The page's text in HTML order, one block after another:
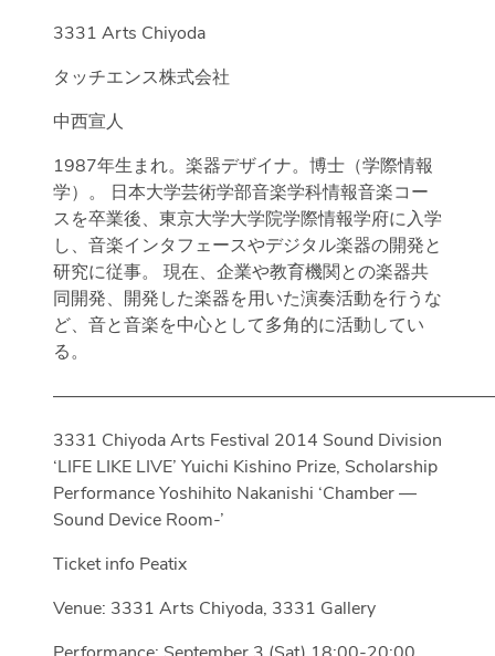
3331 Arts Chiyoda
タッチエンス株式会社
中西宣人
1987年生まれ。楽器デザイナ。博士（学際情報
学）。 日本大学芸術学部音楽学科情報音楽コー
スを卒業後、東京大学大学院学際情報学府に入学
し、音楽インタフェースやデジタル楽器の開発と
研究に従事。 現在、企業や教育機関との楽器共
同開発、開発した楽器を用いた演奏活動を行うな
ど、音と音楽を中心として多角的に活動してい
る。
3331 Chiyoda Arts Festival 2014 Sound Division
‘LIFE LIKE LIVE’ Yuichi Kishino Prize, Scholarship
Performance Yoshihito Nakanishi ‘Chamber —
Sound Device Room-’
Ticket info Peatix
Venue: 3331 Arts Chiyoda, 3331 Gallery